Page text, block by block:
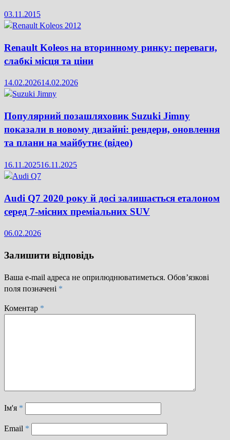
03.11.2015
Renault Koleos на вторинному ринку: переваги,
слабкі місця та ціни
14.02.202614.02.2026
Популярний позашляховик Suzuki Jimny
показали в новому дизайні: рендери, оновлення
та плани на майбутнє (відео)
16.11.202516.11.2025
Audi Q7 2020 року й досі залишається еталоном
серед 7-місних преміальних SUV
06.02.2026
Залишити відповідь
Ваша e-mail адреса не оприлюднюватиметься. Обов’язкові
поля позначені *
Коментар *
Ім'я *
Email *